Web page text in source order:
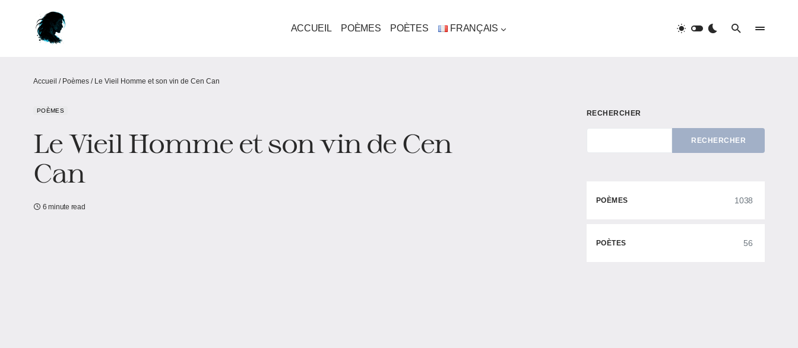
ACCUEIL POÈMES POÈTES FRANÇAIS
Accueil / Poèmes / Le Vieil Homme et son vin de Cen Can
POÈMES
Le Vieil Homme et son vin de Cen
Can
6 minute read
RECHERCHER
RECHERCHER
POÈMES 1038
POÈTES 56